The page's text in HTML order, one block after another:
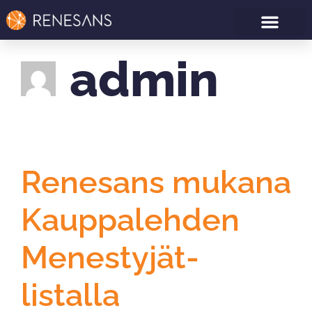
admin
Renesans mukana
Kauppalehden
Menestyjät-
listalla